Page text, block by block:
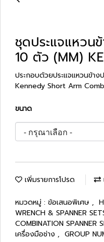
ชุดประแจแหวน
10 ตัว (MM)
ประกอบด้วยประแจแหวนข้า
Kennedy Short Arm
ขนาด
เพิ่มรายการโปรด
หมวดหมู่ : ข้อเสนอพิเศษ ,
WRENCH & SPANNER
COMBINATION SPANNER
เครื่องมือช่าง , GROUP